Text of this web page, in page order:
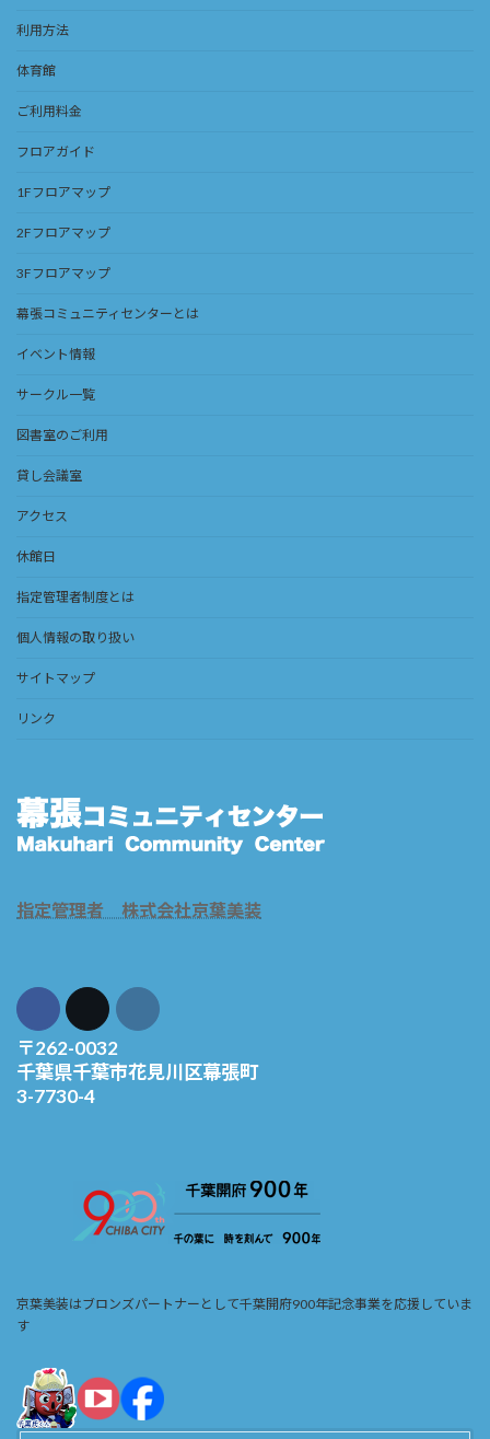
利用方法
体育館
ご利用料金
フロアガイド
1Fフロアマップ
2Fフロアマップ
3Fフロアマップ
幕張コミュニティセンターとは
イベント情報
サークル一覧
図書室のご利用
貸し会議室
アクセス
休館日
指定管理者制度とは
個人情報の取り扱い
サイトマップ
リンク
指定管理者 株式会社京葉美装
〒262-0032
千葉県千葉市花見川区幕張町
3-7730-4
京葉美装はブロンズパートナーとして千葉開府900年記念事業を応援していま
す